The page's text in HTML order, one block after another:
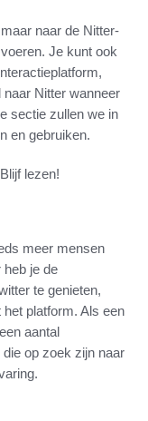
naar de Nitter-
Je kunt ook
Nitter wanneer
sectie zullen we in
en gebruiken.
lezen!
meer mensen
heb je de
te genieten,
platform. Als een
aantal
op zoek zijn naar